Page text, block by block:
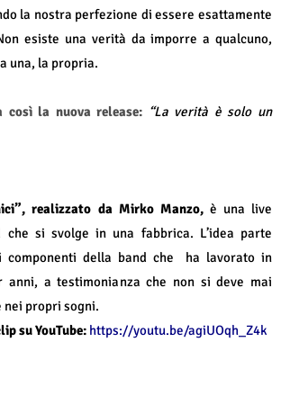
la nostra perfezione di essere esattamente
esiste una verità da imporre a qualcuno,
una, la propria.
così la nuova release: “La verità è solo un
realizzato da Mirko Manzo, è una live
che si svolge in una fabbrica. L’idea parte
componenti della band che ha lavorato in
anni, a testimonianza che non si deve mai
propri sogni.
su YouTube: https://youtu.be/agiUOqh_Z4k